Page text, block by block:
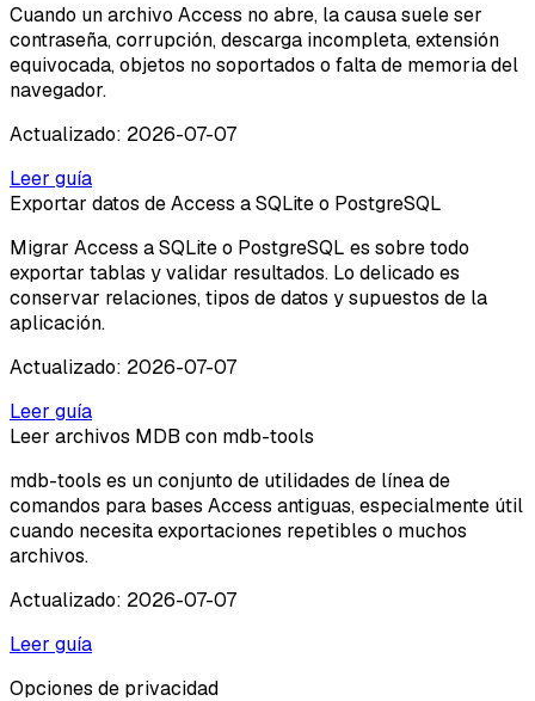
Cuando un archivo Access no abre, la causa suele ser
contraseña, corrupción, descarga incompleta, extensión
equivocada, objetos no soportados o falta de memoria del
navegador.
Actualizado: 2026-07-07
Leer guía
Exportar datos de Access a SQLite o PostgreSQL
Migrar Access a SQLite o PostgreSQL es sobre todo
exportar tablas y validar resultados. Lo delicado es
conservar relaciones, tipos de datos y supuestos de la
aplicación.
Actualizado: 2026-07-07
Leer guía
Leer archivos MDB con mdb-tools
mdb-tools es un conjunto de utilidades de línea de
comandos para bases Access antiguas, especialmente útil
cuando necesita exportaciones repetibles o muchos
archivos.
Actualizado: 2026-07-07
Leer guía
Opciones de privacidad